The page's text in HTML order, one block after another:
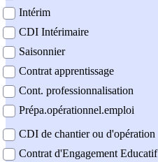
Intérim
CDI Intérimaire
Saisonnier
Contrat apprentissage
Cont. professionnalisation
Prépa.opérationnel.emploi
CDI de chantier ou d'opération
Contrat d'Engagement Educatif